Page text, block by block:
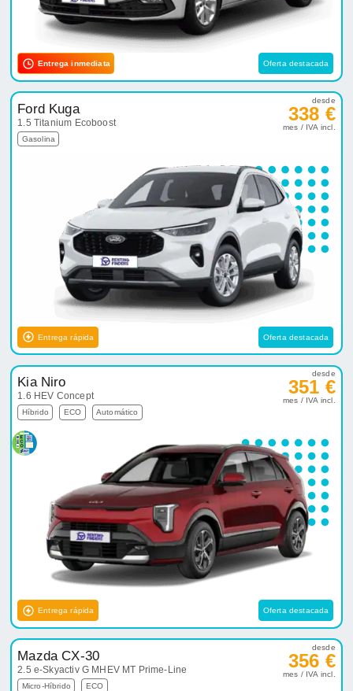
Entrega inmediata Oferta destacada
Ford Kuga
1.5 Titanium Ecoboost
Gasolina
desde
338 €
mes / IVA incl.
Entrega rápida Oferta destacada
Kia Niro
1.6 HEV Concept
Híbrido ECO Automático
desde
351 €
mes / IVA incl.
Entrega rápida Oferta destacada
Mazda CX-30
2.5 e-Skyactiv G MHEV MT Prime-Line
Micro-Híbrido ECO
desde
356 €
mes / IVA incl.